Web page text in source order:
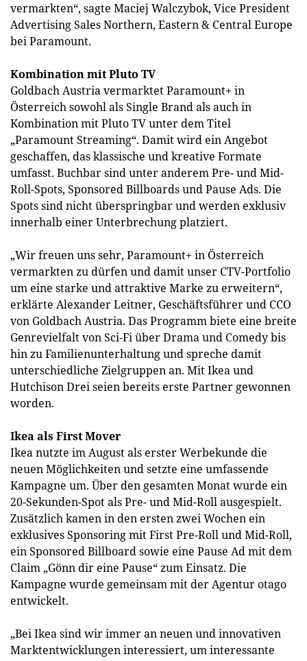
vermarkten“, sagte Maciej Walczybok, Vice President
Advertising Sales Northern, Eastern & Central Europe
bei Paramount.
Kombination mit Pluto TV
Goldbach Austria vermarktet Paramount+ in
Österreich sowohl als Single Brand als auch in
Kombination mit Pluto TV unter dem Titel
„Paramount Streaming“. Damit wird ein Angebot
geschaffen, das klassische und kreative Formate
umfasst. Buchbar sind unter anderem Pre- und Mid-
Roll-Spots, Sponsored Billboards und Pause Ads. Die
Spots sind nicht überspringbar und werden exklusiv
innerhalb einer Unterbrechung platziert.
„Wir freuen uns sehr, Paramount+ in Österreich
vermarkten zu dürfen und damit unser CTV-Portfolio
um eine starke und attraktive Marke zu erweitern“,
erklärte Alexander Leitner, Geschäftsführer und CCO
von Goldbach Austria. Das Programm biete eine breite
Genrevielfalt von Sci-Fi über Drama und Comedy bis
hin zu Familienunterhaltung und spreche damit
unterschiedliche Zielgruppen an. Mit Ikea und
Hutchison Drei seien bereits erste Partner gewonnen
worden.
Ikea als First Mover
Ikea nutzte im August als erster Werbekunde die
neuen Möglichkeiten und setzte eine umfassende
Kampagne um. Über den gesamten Monat wurde ein
20-Sekunden-Spot als Pre- und Mid-Roll ausgespielt.
Zusätzlich kamen in den ersten zwei Wochen ein
exklusives Sponsoring mit First Pre-Roll und Mid-Roll,
ein Sponsored Billboard sowie eine Pause Ad mit dem
Claim „Gönn dir eine Pause“ zum Einsatz. Die
Kampagne wurde gemeinsam mit der Agentur otago
entwickelt.
„Bei Ikea sind wir immer an neuen und innovativen
Marktentwicklungen interessiert, um interessante